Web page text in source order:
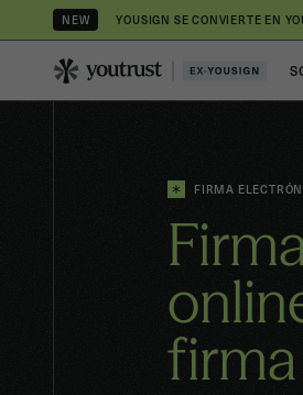
NEW YOUSIGN SE CONVIERTE EN
FIRMA